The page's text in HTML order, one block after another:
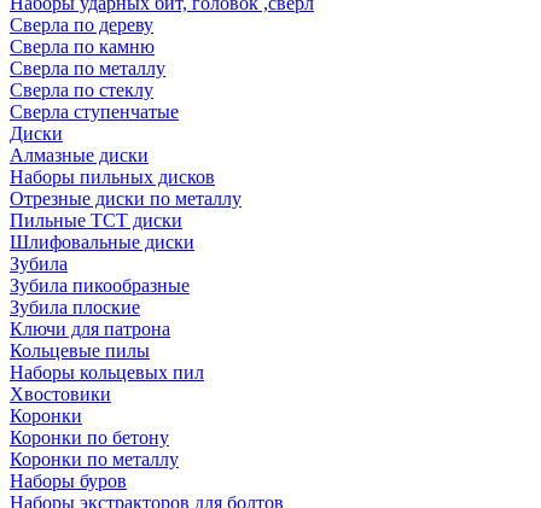
Сверла по дереву
Сверла по камню
Сверла по металлу
Сверла по стеклу
Сверла ступенчатые
Диски
Алмазные диски
Наборы пильных дисков
Отрезные диски по металлу
Пильные TCT диски
Шлифовальные диски
Зубила
Зубила пикообразные
Зубила плоские
Ключи для патрона
Кольцевые пилы
Наборы кольцевых пил
Хвостовики
Коронки
Коронки по бетону
Коронки по металлу
Наборы буров
Наборы экстракторов для болтов